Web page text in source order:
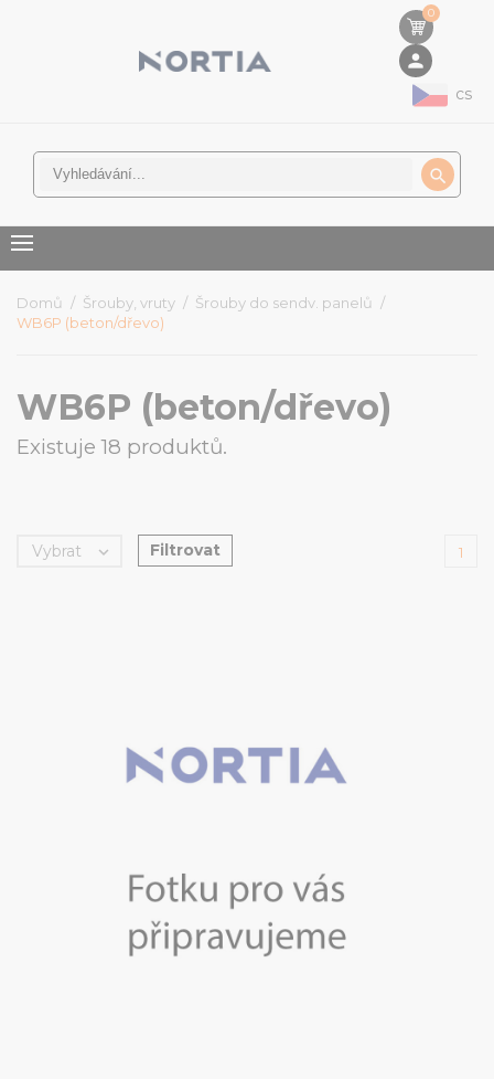
0
person
cs

Domů Šrouby, vruty
Šrouby do sendv. panelů
WB6P (beton/dřevo)
WB6P (beton/dřevo)
Existuje 18 produktů.
Vybrat  Filtrovat 1